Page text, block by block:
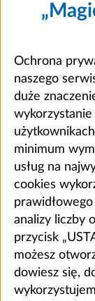
Ochrona
naszego
duże
minimum
usług na
cookies
analizy liczby
przycisk
możesz
dowiesz się,